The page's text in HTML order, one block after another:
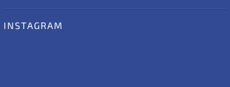
INSTAGRAM